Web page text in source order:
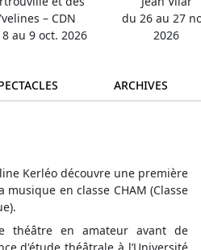
– CDN
au 9 oct. 2026
du 26 au 27
2026
ARCHIVES
Kerléo découvre une première
en classe CHAM (Classe
théâtre en amateur avant de